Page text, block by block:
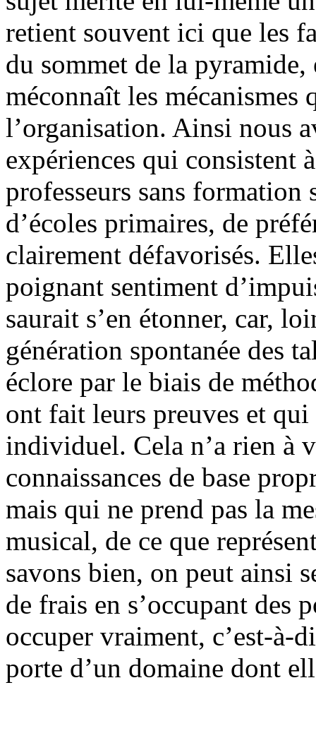
retient souvent ici que les
du sommet de la
méconnaît les mécanismes
l’organisation. Ainsi nous
expériences qui consistent
professeurs sans formation
d’écoles primaires, de
clairement défavorisés.
poignant sentiment
saurait s’en étonner, car,
génération spontanée des
éclore par le biais de
ont fait leurs preuves et
individuel. Cela n’a rien à
connaissances de base
mais qui ne prend pas la
musical, de ce que
savons bien, on peut ainsi
de frais en s’occupant des
occuper vraiment, c’est-à-
porte d’un domaine dont